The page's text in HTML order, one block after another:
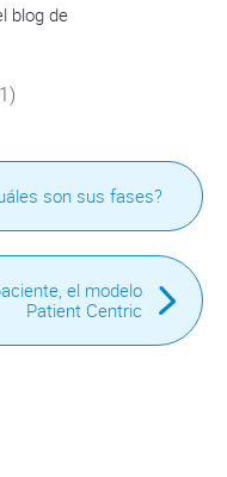
blog de
son sus fases?
el modelo
Patient Centric